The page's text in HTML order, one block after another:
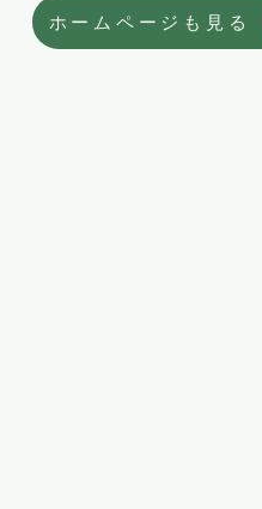
ホームページも見る